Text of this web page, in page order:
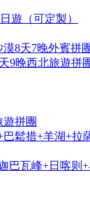
遊（可定製）
8天7晚外賓拼
9晚西北旅遊拼
拼團
鬆措+羊湖+拉
瓦峰+日喀则